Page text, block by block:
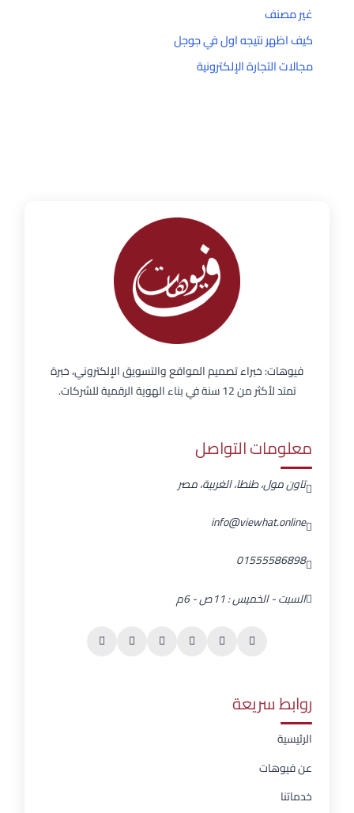
غير مصنف
كيف اظهر نتيجه اول في جوجل
مجالات التجارة الإلكترونية
فيوهات: خبراء تصميم المواقع والتسويق الإلكتروني، خبرة
تمتد لأكثر من 12 سنة في بناء الهوية الرقمية للشركات.
معلومات التواصل
تاون مول، طنطا، الغربية، مصر
info@viewhat.online
01555586898
السبت - الخميس : 11ص - 6م
روابط سريعة
الرئيسية
عن فيوهات
خدماتنا